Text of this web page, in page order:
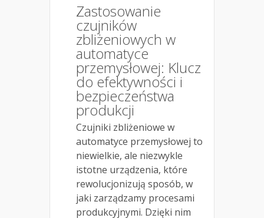
Zastosowanie
czujników
zbliżeniowych w
automatyce
przemysłowej: Klucz
do efektywności i
bezpieczeństwa
produkcji
Czujniki zbliżeniowe w
automatyce przemysłowej to
niewielkie, ale niezwykle
istotne urządzenia, które
rewolucjonizują sposób, w
jaki zarządzamy procesami
produkcyjnymi. Dzięki nim